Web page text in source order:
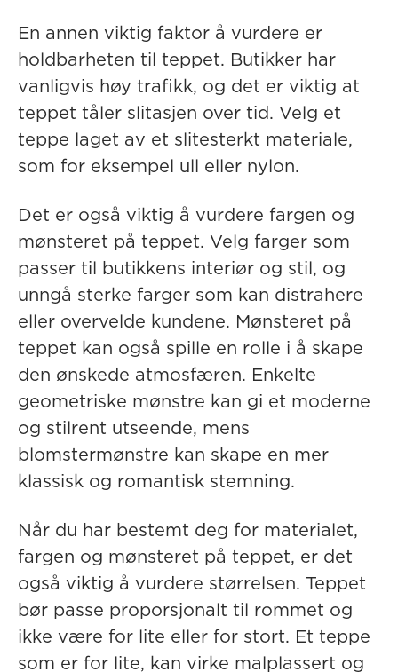
En annen viktig faktor å vurdere er
holdbarheten til teppet. Butikker har
vanligvis høy trafikk, og det er viktig at
teppet tåler slitasjen over tid. Velg et
teppe laget av et slitesterkt materiale,
som for eksempel ull eller nylon.
Det er også viktig å vurdere fargen og
mønsteret på teppet. Velg farger som
passer til butikkens interiør og stil, og
unngå sterke farger som kan distrahere
eller overvelde kundene. Mønsteret på
teppet kan også spille en rolle i å skape
den ønskede atmosfæren. Enkelte
geometriske mønstre kan gi et moderne
og stilrent utseende, mens
blomstermønstre kan skape en mer
klassisk og romantisk stemning.
Når du har bestemt deg for materialet,
fargen og mønsteret på teppet, er det
også viktig å vurdere størrelsen. Teppet
bør passe proporsjonalt til rommet og
ikke være for lite eller for stort. Et teppe
som er for lite, kan virke malplassert og